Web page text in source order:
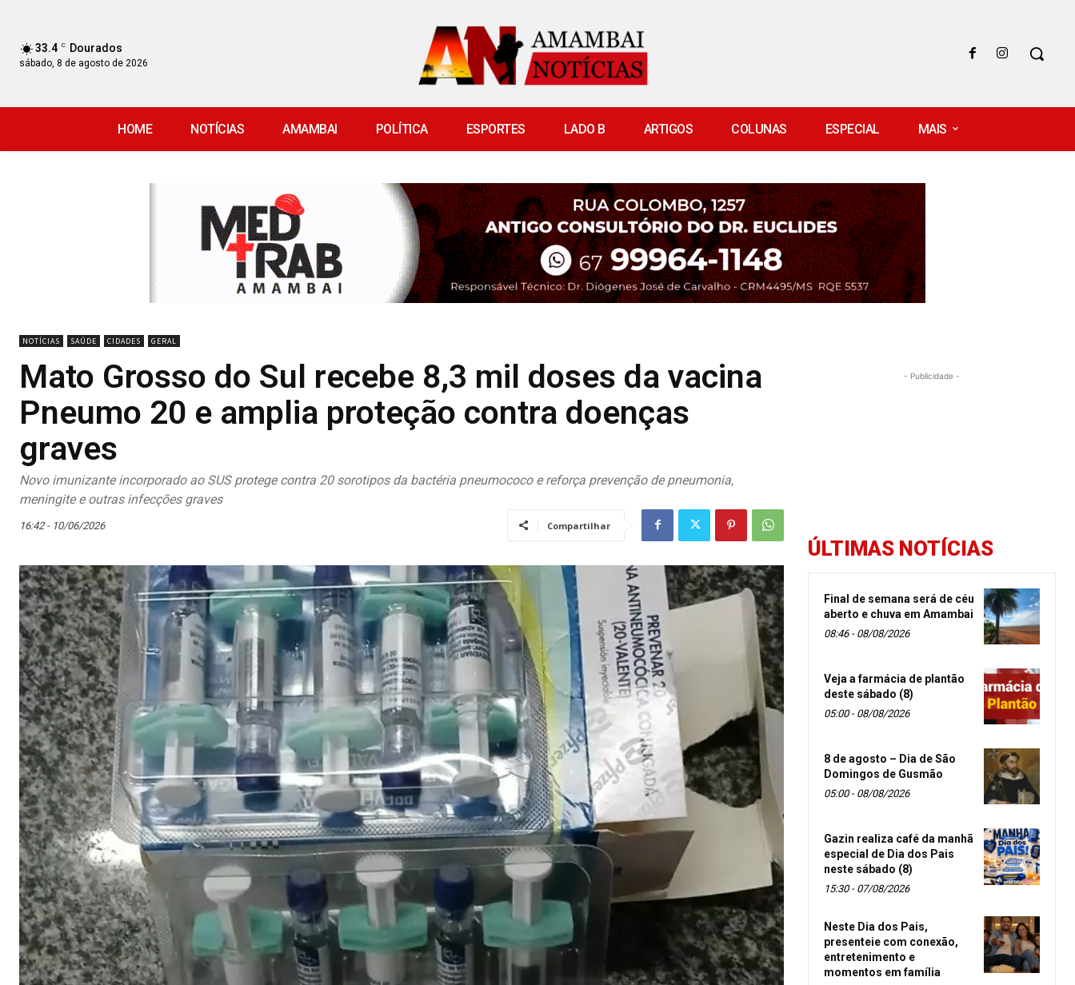
33.4 C Dourados
sábado, 8 de agosto de 2026
HOME NOTÍCIAS AMAMBAI POLÍTICA ESPORTES LADO B ARTIGOS COLUNAS ESPECIAL MAIS
NOTÍCIAS SAÚDE CIDADES GERAL
Mato Grosso do Sul recebe 8,3 mil doses da vacina
Pneumo 20 e amplia proteção contra doenças
graves
Novo imunizante incorporado ao SUS protege contra 20 sorotipos da bactéria pneumococo e reforça prevenção de pneumonia,
meningite e outras infecções graves
16:42 - 10/06/2026 Compartilhar
- Publicidade -
ÚLTIMAS NOTÍCIAS
Final de semana será de céu
aberto e chuva em Amambai
08:46 - 08/08/2026
Veja a farmácia de plantão
deste sábado (8)
05:00 - 08/08/2026
8 de agosto – Dia de São
Domingos de Gusmão
05:00 - 08/08/2026
Gazin realiza café da manhã
especial de Dia dos Pais
neste sábado (8)
15:30 - 07/08/2026
Neste Dia dos Pais,
presenteie com conexão,
entretenimento e
momentos em família